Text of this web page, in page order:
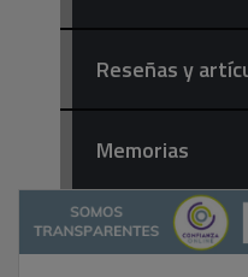
Reseñas y
Memorias